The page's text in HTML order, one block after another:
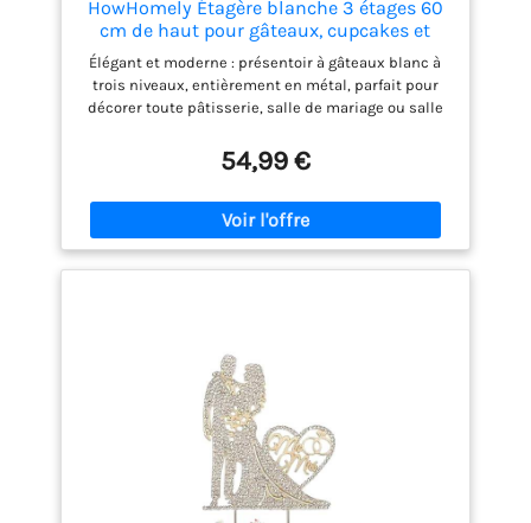
HowHomely Étagère blanche 3 étages 60
cm de haut pour gâteaux, cupcakes et
muffins – Idéal pour une utilisation
comme élégant support à gâteaux pour
mariages, présentoir à gâteaux et support
à gâteau
Élégant et moderne : présentoir à gâteaux blanc à
trois niveaux, entièrement en métal, parfait pour
décorer toute pâtisserie, salle de mariage ou salle
gâteaux blanc à trois étages ajoutera une touche
d'élégance et de noblesse à n'importe quelle pièce
avec son design simple mais élégant.
Fonctionnalité et praticité : le présentoir dispose
de trois niveaux avec des assiettes de différents
diamètres : 31 cm, 25,5 cm et 22,5 cm, idéal pour
haut, ce qui le rend facile à placer sur la plupart
des tables sans prendre beaucoup de place.
Versatilité et durabilité - La construction solide et
durable de ce support blanc convient parfaitement
à divers événements intérieurs, des fêtes privées
aux grands événements.
54,99 €